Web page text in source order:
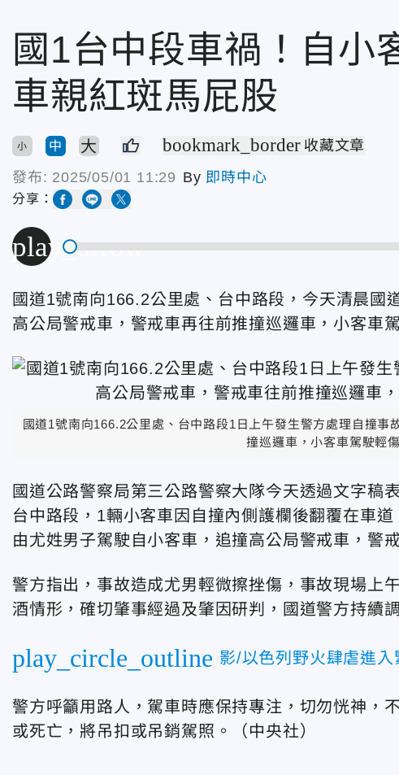
國1台中段車禍！自
車親紅斑馬屁股
小 中 大 bookmark_border 收藏文章
發布: 2025/05/01 11:29 By 即時中心
分享：
play_arrow
國道1號南向166.2公里處、台中路段，今天清晨國
高公局警戒車，警戒車再往前推撞巡邏車，小客車
國道1號南向166.2公里處、台中路段1日上午發生警方處理自撞
撞巡邏車，小客車駕駛輕
國道公路警察局第三公路警察大隊今天透過文字稿
台中路段，1輛小客車因自撞內側護欄後翻覆在車
由尤姓男子駕駛自小客車，追撞高公局警戒車，警
警方指出，事故造成尤男輕微擦挫傷，事故現場上
酒情形，確切肇事經過及肇因研判，國道警方持續
play_circle_outline 影/以色列野火肆虐進
警方呼籲用路人，駕車時應保持專注，切勿恍神，
或死亡，將吊扣或吊銷駕照。（中央社）